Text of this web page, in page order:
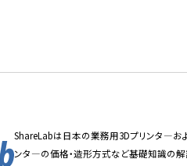
ShareLabは日本の業務用3Dプリンタ―およ
ンタ―の価格・造形方式など基礎知識の解